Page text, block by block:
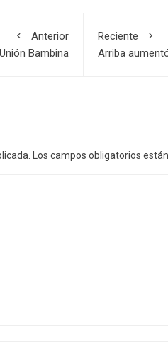
Anterior
Bambina
Reciente
Arriba
Los campos obligatorios